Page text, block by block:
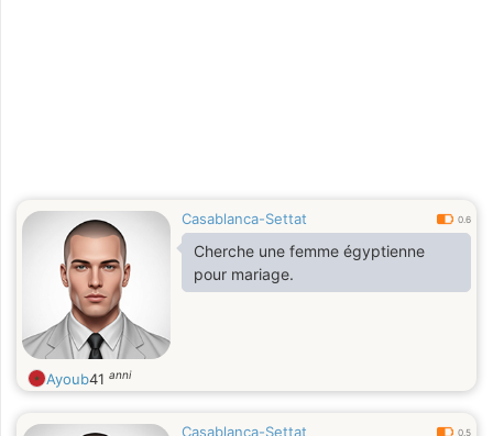
Casablanca-Settat 0.6
Cherche une femme égyptienne
pour mariage.
Ayoub41 anni
Casablanca-Settat 0.5